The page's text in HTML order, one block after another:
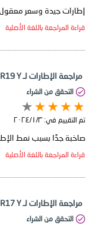
إطارات جيدة وسعر
قراءة المراجعة باللغة الأصلية
مراجعة الإطارات لـ Falken Azenis FK510 275/35 R19 Y
التحقق من الشراء
تم التقييم في: ٣‏/١‏/٢٠٢٤
صاخبة جدًا بسبب نمط
قراءة المراجعة باللغة الأصلية
مراجعة الإطارات لـ Falken Azenis FK510 225/45 R17 Y
التحقق من الشراء